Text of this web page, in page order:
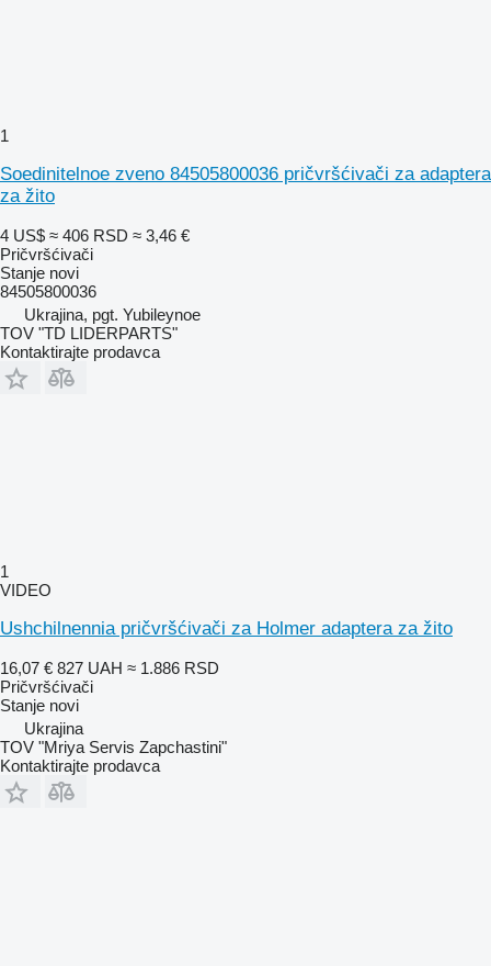
1
Soedinitelnoe zveno 84505800036 pričvršćivači za adaptera
za žito
4 US$ ≈ 406 RSD ≈ 3,46 €
Pričvršćivači
Stanje novi
84505800036
Ukrajina, pgt. Yubileynoe
TOV "TD LIDERPARTS"
Kontaktirajte prodavca
1
VIDEO
Ushchilnennia pričvršćivači za Holmer adaptera za žito
16,07 € 827 UAH ≈ 1.886 RSD
Pričvršćivači
Stanje novi
Ukrajina
TOV "Mriya Servis Zapchastini"
Kontaktirajte prodavca